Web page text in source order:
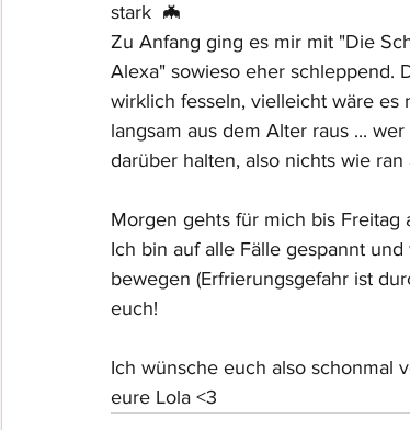
stark  🦇
Zu Anfang ging es mir mit "Die
Alexa" sowieso eher schleppend.
wirklich fesseln, vielleicht wäre
langsam aus dem Alter raus ...
darüber halten, also nichts wie
Morgen gehts für mich bis Freitag
Ich bin auf alle Fälle gespannt
bewegen (Erfrierungsgefahr ist
euch!
Ich wünsche euch also schonmal
eure Lola <3